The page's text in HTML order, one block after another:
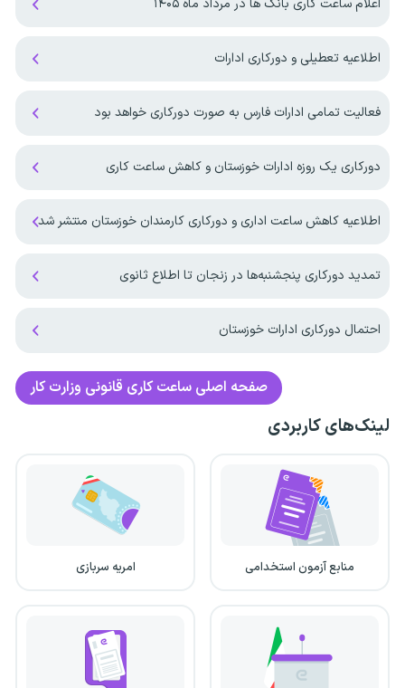
اعلام ساعت کاری بانک ها در مرداد ماه ۱۴۰۵
اطلاعیه تعطیلی و دورکاری ادارات
فعالیت تمامی ادارات فارس به صورت دورکاری خواهد بود
دورکاری یک روزه ادارات خوزستان و کاهش ساعت کاری
اطلاعیه کاهش ساعت اداری و دورکاری کارمندان خوزستان منتشر شد
تمدید دورکاری پنجشنبه‌ها در زنجان تا اطلاع ثانوی
احتمال دورکاری ادارات خوزستان
صفحه اصلی ساعت کاری قانونی وزارت کار
لینک‌های کاربردی
منابع آزمون استخدامی امریه سربازی